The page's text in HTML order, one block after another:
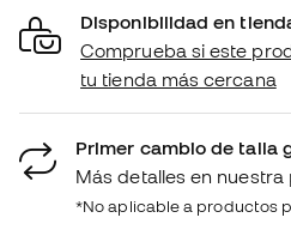
Disponibilidad en
Comprueba si este
tu tienda más cercana
Primer cambio de talla
Más detalles en nuestra
*No aplicable a productos